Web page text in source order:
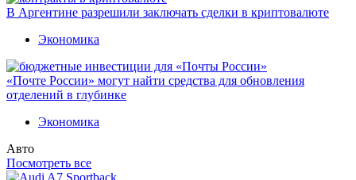
В Аргентине разрешили заключать сделки в криптовалюте
Экономика
«Почте России» могут найти средства для обновления
отделений в глубинке
Экономика
Авто
Посмотреть все